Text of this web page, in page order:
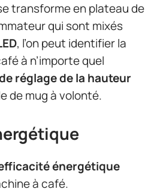
transforme en plateau de
qui sont mixés
, l’on peut identifier la
à n’importe quel
réglage de la hauteur
de mug à volonté.
énergétique
à café.